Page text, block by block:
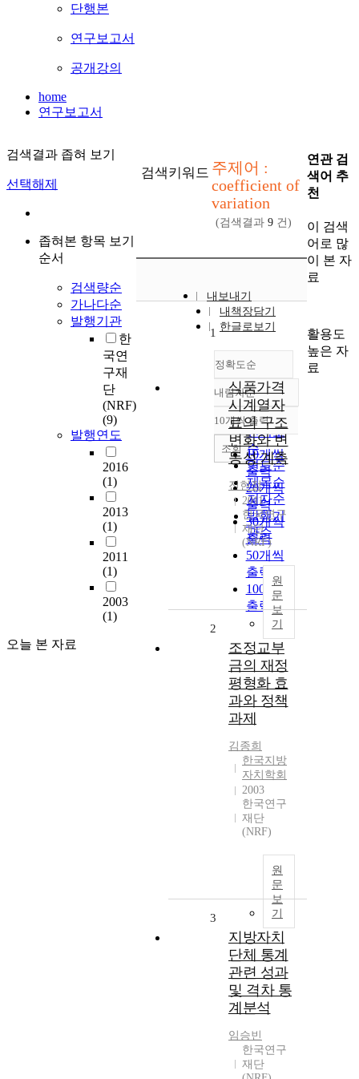
단행본
연구보고서
공개강의
home
연구보고서
검색결과 좁혀 보기
선택해제
좁혀본 항목 보기
순서
검색량순
가나다순
발행기관
한
국연
구재
단
(NRF)
(9)
발행연도
2016
(1)
2013
(1)
2011
(1)
2003
(1)
오늘 본 자료
검색키워드 주제어 :
coefficient of
variation
(검색결과 9 건)
내보내기
내책장담기
한글로보기
정확도순
정확도
순
인기도
순
연도순
제목순
저자순
발행기
관순
내림차순
내림차순
10개씩 출력
10개씩
출력
20개씩
출력
30개씩
출력
50개씩
출력
100개씩
출력
조회
1
식품가격
시계열자
료의 구조
변화와 변
동성 계측
진현정
2011
한국연구
재단
(NRF)
원
문
보
기
2
조정교부
금의 재정
평형화 효
과와 정책
과제
김종희
한국지방
자치학회
2003
한국연구
재단
(NRF)
원
문
보
기
3
지방자치
단체 통계
관련 성과
및 격차 통
계분석
임승빈
한국연구
재단
연관 검
색어 추
천
이 검색
어로 많
이 본 자
료
활용도
높은 자
료